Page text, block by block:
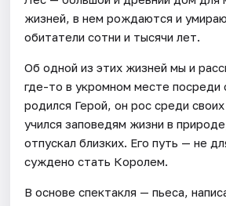
жизней, в нем рождаются и
обитатели сотни и тысячи лет.
Об одной из этих жизней мы и
где-то в укромном месте посреди
родился Герой, он рос среди
учился заповедям жизни в
отпускал близких. Его путь — не
суждено стать Королем.
В основе спектакля — пьеса,